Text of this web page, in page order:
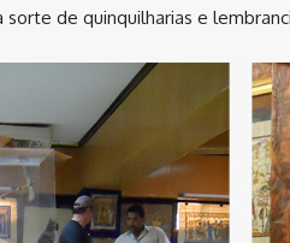
sorte de quinquilharias e